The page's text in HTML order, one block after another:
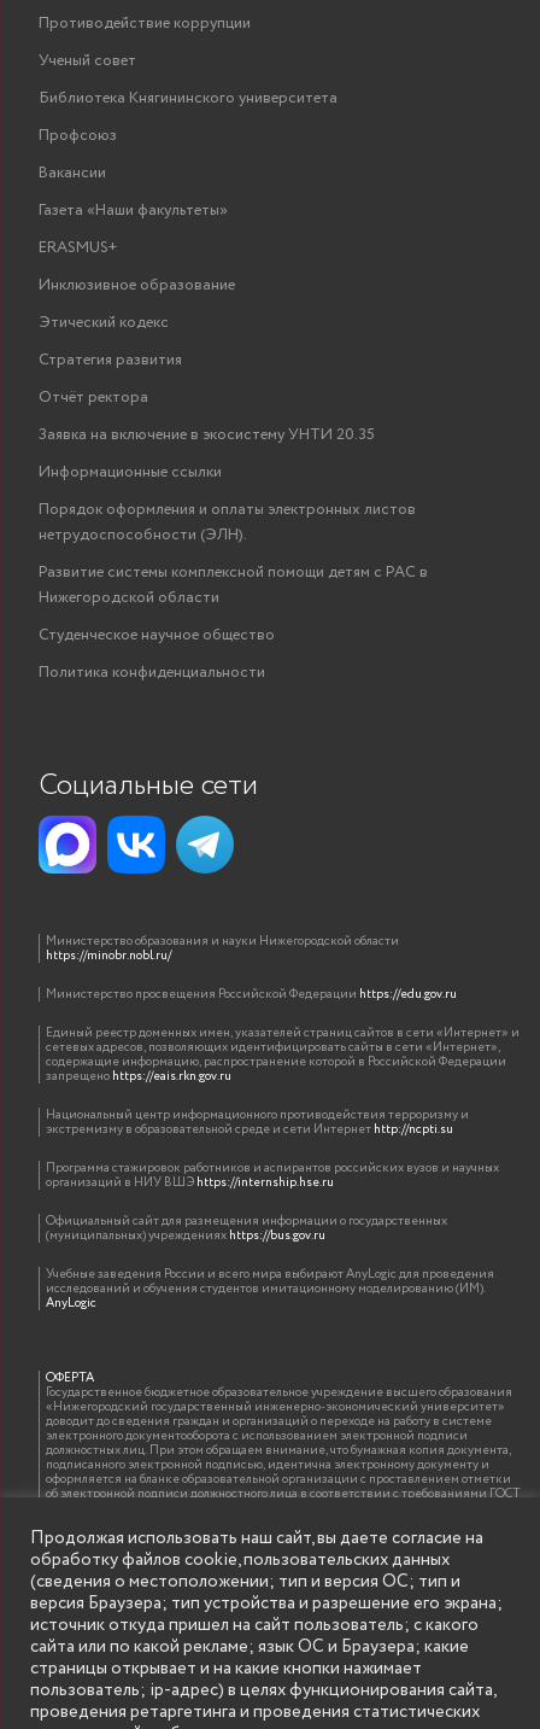
Противодействие коррупции
Ученый совет
Библиотека Княгининского университета
Профсоюз
Вакансии
Газета «Наши факультеты»
ERASMUS+
Инклюзивное образование
Этический кодекс
Стратегия развития
Отчёт ректора
Заявка на включение в экосистему УНТИ 20.35
Информационные ссылки
Порядок оформления и оплаты электронных листов
нетрудоспособности (ЭЛН).
Развитие системы комплексной помощи детям с РАС в
Нижегородской области
Студенческое научное общество
Политика конфиденциальности
Социальные сети
Министерство образования и науки Нижегородской области
https://minobr.nobl.ru/
Министерство просвещения Российской Федерации https://edu.gov.ru
Единый реестр доменных имен, указателей страниц сайтов в сети «Интернет» и
сетевых адресов, позволяющих идентифицировать сайты в сети «Интернет»,
содержащие информацию, распространение которой в Российской Федерации
запрещеноhttps://eais.rkn.gov.ru
Национальный центр информационного противодействия терроризму и
экстремизму в образовательной среде и сети Интернетhttp://ncpti.su
Программа стажировок работников и аспирантов российских вузов и научных
организаций в НИУ ВШЭhttps://internship.hse.ru
Официальный сайт для размещения информации о государственных
(муниципальных) учрежденияхhttps://bus.gov.ru
Учебные заведения России и всего мира выбирают AnyLogic для проведения
исследований и обучения студентов имитационному моделированию (ИМ).
AnyLogic
ОФЕРТА
Государственное бюджетное образовательное учреждение высшего образования
«Нижегородский государственный инженерно-экономический университет»
доводит до сведения граждан и организаций о переходе на работу в системе
электронного документооборота с использованием электронной подписи
должностных лиц. При этом обращаем внимание, что бумажная копия документа,
подписанного электронной подписью, идентична электронному документу и
оформляется на бланке образовательной организации с проставлением отметки
об электронной подписи должностного лица в соответствии с требованиями ГОСТ
ИНФОРМАЦИЯ ДЛЯ ПРАВООБЛАДАТЕЛЕЙ
Все права на аудио и видео материалы, представленные на нашем сайте
принадлежат их законным владельцам и предназначены только для ознакомления.
Наличие материалов на сайте никаким образом не претендует на обозначение
нашего авторского права на данные материалы. Авторы не несут ответственности
за возможные последствия использования их в целях, запрещенных Уголовным
Кодексом Российской Федерации. Если вы соглашаетесь с указанными
условиями, то можете приступить к просмотру материалов. Иначе вы должны
немедленно покинуть сайт. Все материалы, размещенные на сайте, взяты с
Продолжая использовать наш сайт, вы даете согласие на
обработку файлов cookie, пользовательских данных
(сведения о местоположении; тип и версия ОС; тип и
версия Браузера; тип устройства и разрешение его экрана;
источник откуда пришел на сайт пользователь; с какого
сайта или по какой рекламе; язык ОС и Браузера; какие
страницы открывает и на какие кнопки нажимает
пользователь; ip-адрес) в целях функционирования сайта,
проведения ретаргетинга и проведения статистических